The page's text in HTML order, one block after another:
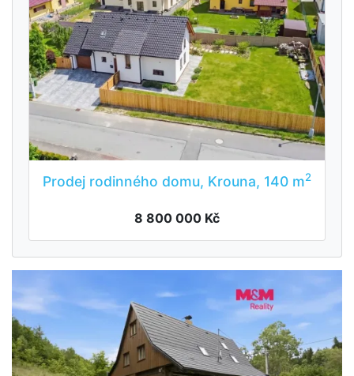
Prodej rodinného domu, Krouna, 140 m2
8 800 000 Kč